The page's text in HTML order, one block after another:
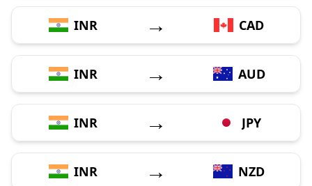
INR → CAD
INR → AUD
INR → JPY
INR → NZD